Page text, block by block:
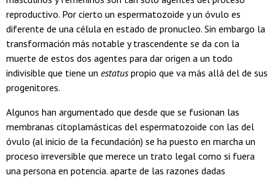
reproductivo. Por cierto un espermatozoide y un óvulo es
diferente de una célula en estado de pronucleo. Sin embargo la
transformación más notable y trascendente se da con la
muerte de estos dos agentes para dar origen a un todo
indivisible que tiene un estatuspropio que va más allá del de sus
progenitores.
Algunos han argumentado que desde que se fusionan las
membranas citoplamásticas del espermatozoide con las del
óvulo (al inicio de la fecundación) se ha puesto en marcha un
proceso irreversible que merece un trato legal como si fuera
una persona en potencia. aparte de las razones dadas